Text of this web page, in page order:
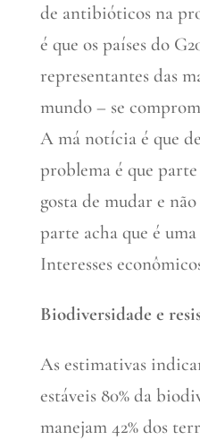
de antibióticos na
é que os países do
representantes das
mundo – se
A má notícia é que
problema é que
gosta de mudar e
parte acha que é
Interesses
Biodiversidade e
As estimativas
estáveis 80% da
manejam 42% dos